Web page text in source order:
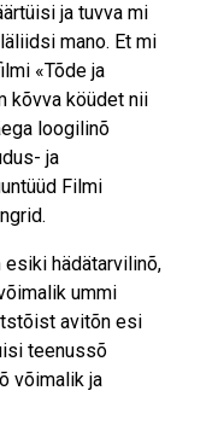
ja tuvva mi
mano. Et mi
«Tõde ja
kõvva köüdet nii
loogilinõ
ja
Filmi
esiki hädätarvilinõ,
ummi
avitõn esi
teenussõ
võimalik ja